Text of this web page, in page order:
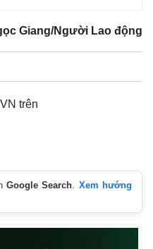
Giang/Người Lao động
trên
Google Search. Xem hướng